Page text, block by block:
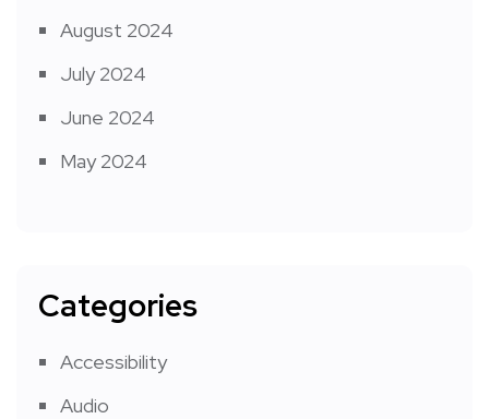
August 2024
July 2024
June 2024
May 2024
Categories
Accessibility
Audio